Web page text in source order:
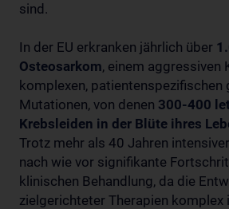
sind.
In der EU erkranken jährlich über
Osteosarkom, einem aggressiven
komplexen, patientenspezifischen
Mutationen, von denen 300-400
Krebsleiden in der Blüte ihres
Trotz mehr als 40 Jahren
nach wie vor signifikante
klinischen Behandlung, da die
zielgerichteter Therapien komplex